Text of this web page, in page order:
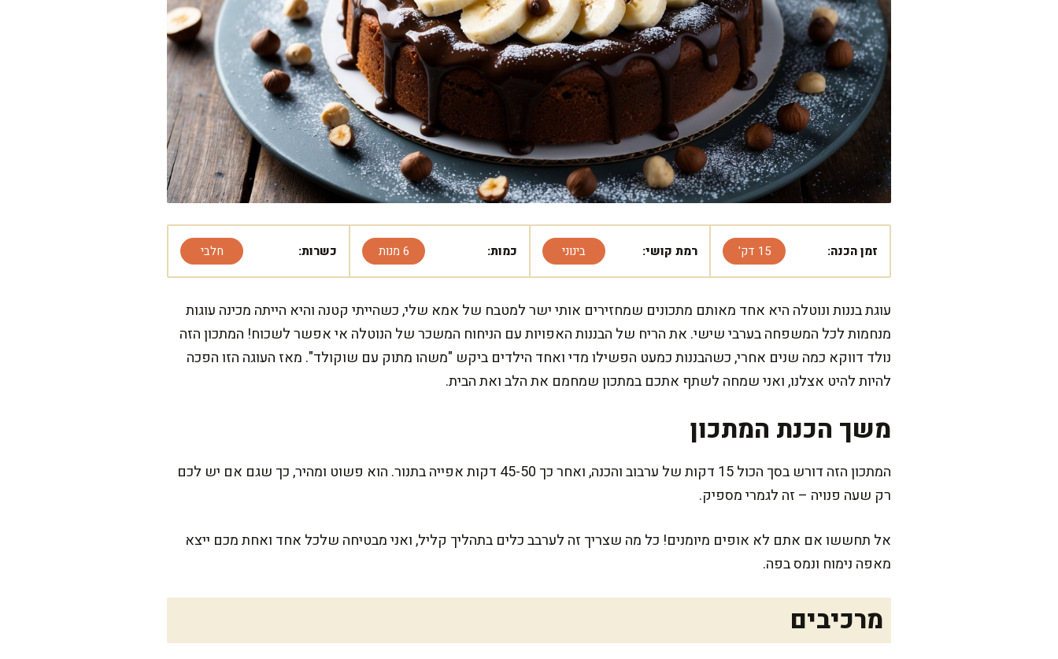
זמן הכנה: 15 דק' רמת קושי: בינוני כמות: 6 מנות כשרות: חלבי
עוגת בננות ונוטלה היא אחד מאותם מתכונים שמחזירים אותי ישר למטבח של אמא שלי, כשהייתי קטנה והיא הייתה מכינה עוגות
מנחמות לכל המשפחה בערבי שישי. את הריח של הבננות האפויות עם הניחוח המשכר של הנוטלה אי אפשר לשכוח! המתכון הזה
נולד דווקא כמה שנים אחרי, כשהבננות כמעט הפשילו מדי ואחד הילדים ביקש "משהו מתוק עם שוקולד". מאז העוגה הזו הפכה
להיות להיט אצלנו, ואני שמחה לשתף אתכם במתכון שמחמם את הלב ואת הבית.
משך הכנת המתכון
המתכון הזה דורש בסך הכול 15 דקות של ערבוב והכנה, ואחר כך 45-50 דקות אפייה בתנור. הוא פשוט ומהיר, כך שגם אם יש לכם
רק שעה פנויה – זה לגמרי מספיק.
אל תחששו אם אתם לא אופים מיומנים! כל מה שצריך זה לערבב כלים בתהליך קליל, ואני מבטיחה שלכל אחד ואחת מכם ייצא
מאפה נימוח ונמס בפה.
מרכיבים